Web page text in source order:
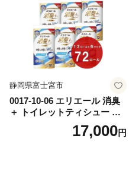
静岡県富士宮市
0017-10-06 エリエール 消臭
＋ トイレットティシュー し
っかり香るフレッシュクリア
の香り ダブル 12ロール×6パ
17,000円